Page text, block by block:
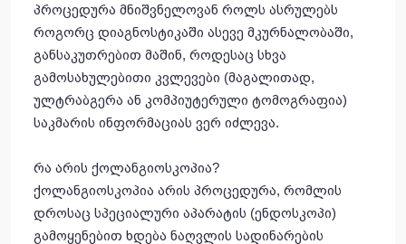
პროცედურა მნიშვნელოვან როლს ასრულებს
როგორც დიაგნოსტიკაში ასევე მკურნალობაში,
განსაკუთრებით მაშინ, როდესაც სხვა
გამოსახულებითი კვლევები (მაგალითად,
ულტრაბგერა ან კომპიუტერული ტომოგრაფია)
საკმარის ინფორმაციას ვერ იძლევა.
რა არის ქოლანგიოსკოპია?
ქოლანგიოსკოპია არის პროცედურა, რომლის
დროსაც სპეციალური აპარატის (ენდოსკოპი)
გამოყენებით ხდება ნაღვლის სადინარების